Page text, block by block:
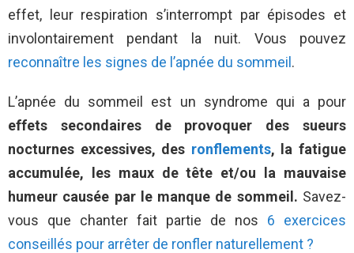
effet, leur respiration s’interrompt par épisodes et
involontairement pendant la nuit. Vous pouvez
reconnaître les signes de l’apnée du sommeil.
L’apnée du sommeil est un syndrome qui a pour
effets secondaires de provoquer des sueurs
nocturnes excessives, des ronflements, la fatigue
accumulée, les maux de tête et/ou la mauvaise
humeur causée par le manque de sommeil. Savez-
vous que chanter fait partie de nos 6 exercices
conseillés pour arrêter de ronfler naturellement ?